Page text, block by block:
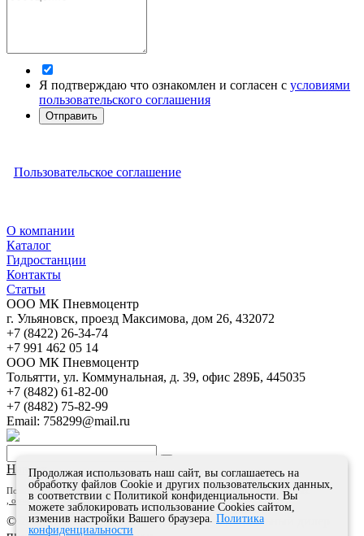
Я подтверждаю что ознакомлен и согласен с условиями
пользовательского соглашения
Отправить
Пользовательское соглашение
О компании
Каталог
Гидростанции
Контакты
Статьи
ООО МК Пневмоцентр
г. Ульяновск, проезд Максимова, дом 26, 432072
+7 (8422) 26-34-74
+7 991 462 05 14
ООО МК Пневмоцентр
Тольятти, ул. Коммунальная, д. 39, офис 289Б, 445035
+7 (8482) 61-82-00
+7 (8482) 75-82-99
Email: 758299@mail.ru
Наверх
Пользуясь сайтом, я даю согласиена обработку своих персональных данных,
, ознакомлен с политикой конфиденциальности.
© 2026 ООО МК ПНЕВМОЦЕНТР - официальный дилер
Продолжая использовать наш сайт, вы соглашаетесь на
обработку файлов Сookie и других пользовательских данных,
в соответствии с Политикой конфиденциальности. Вы
можете заблокировать использование Cookies сайтом,
изменив настройки Вашего браузера. Политика
конфиденциальности